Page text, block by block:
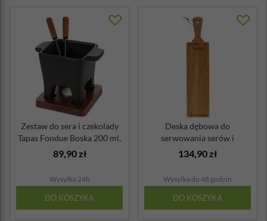
Zestaw do sera i czekolady
Tapas Fondue Boska 200 ml,
pod...
89,90 zł
Wysyłka 24h
DO KOSZYKA
Deska dębowa do
serwowania serów i
przekąsek Tapas Boska
134,90 zł
Wysyłka do 48 godzin
DO KOSZYKA